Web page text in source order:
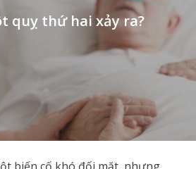
quỵ thứ hai xảy ra?